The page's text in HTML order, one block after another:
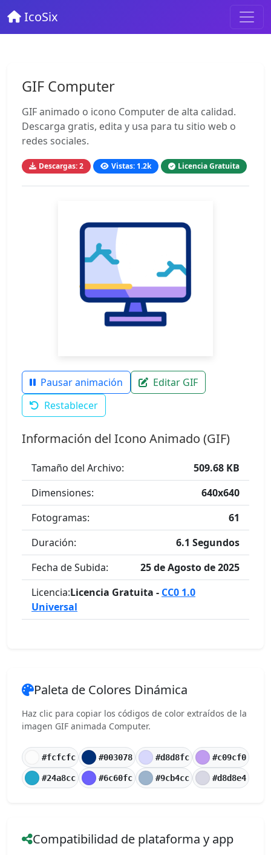
IcoSix
GIF Computer
GIF animado o icono Computer de alta calidad.
Descarga gratis, edita y usa para tu sitio web o
redes sociales.
Descargas: 2 Vistas: 1.2k Licencia Gratuita
Pausar animación
Editar GIF
Restablecer
Información del Icono Animado (GIF)
Tamaño del Archivo:
509.68 KB
Dimensiones:
640x640
Fotogramas:
61
Duración:
6.1 Segundos
Fecha de Subida:
25 de Agosto de 2025
Licencia:Licencia Gratuita - CC0 1.0
Universal
Paleta de Colores Dinámica
Haz clic para copiar los códigos de color extraídos de la
imagen GIF animada Computer.
#fcfcfc #003078 #d8d8fc #c09cf0
#24a8cc #6c60fc #9cb4cc #d8d8e4
Compatibilidad de plataforma y app